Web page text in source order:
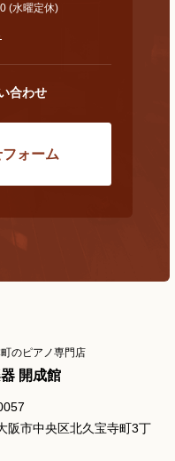
(水曜定休)
合わせ
ォーム
のピアノ専門店
開成館
阪市中央区北久宝寺町3丁